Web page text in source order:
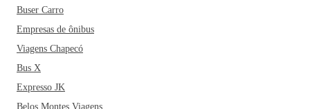
Buser Carro
Empresas de ônibus
Viagens Chapecó
Bus X
Expresso JK
Belos Montes Viagens